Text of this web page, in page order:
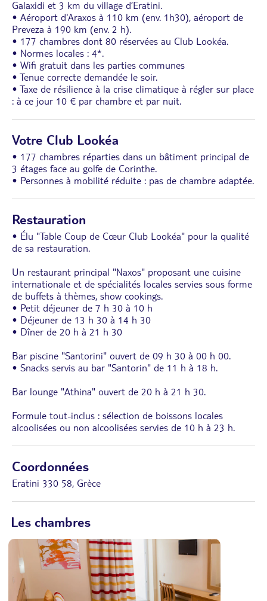
Galaxidi et 3 km du village d’Eratini.
• Aéroport d'Araxos à 110 km (env. 1h30), aéroport de
Preveza à 190 km (env. 2 h).
• 177 chambres dont 80 réservées au Club Lookéa.
• Normes locales : 4*.
• Wifi gratuit dans les parties communes
• Tenue correcte demandée le soir.
• Taxe de résilience à la crise climatique à régler sur place
: à ce jour 10 € par chambre et par nuit.
Votre Club Lookéa
• 177 chambres réparties dans un bâtiment principal de
3 étages face au golfe de Corinthe.
• Personnes à mobilité réduite : pas de chambre adaptée.
Restauration
• Élu "Table Coup de Cœur Club Lookéa" pour la qualité
de sa restauration.
Un restaurant principal "Naxos" proposant une cuisine
internationale et de spécialités locales servies sous forme
de buffets à thèmes, show cookings.
• Petit déjeuner de 7 h 30 à 10 h
• Déjeuner de 13 h 30 à 14 h 30
• Dîner de 20 h à 21 h 30
Bar piscine "Santorini" ouvert de 09 h 30 à 00 h 00.
• Snacks servis au bar "Santorin" de 11 h à 18 h.
Bar lounge "Athina" ouvert de 20 h à 21 h 30.
Formule tout-inclus : sélection de boissons locales
alcoolisées ou non alcoolisées servies de 10 h à 23 h.
Coordonnées
Eratini 330 58, Grèce
Les chambres